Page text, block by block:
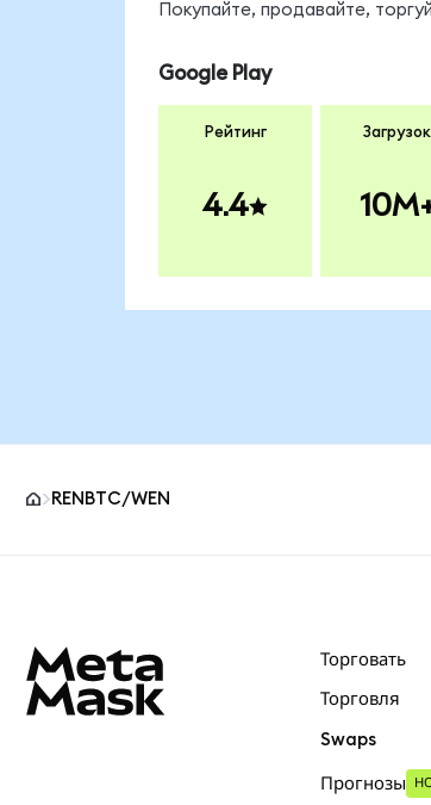
Покупайте, продавайте,
Google Play
Рейтинг
4.4
Загрузок
RENBTC/WEN
Торговать
Торговля
Swaps
Прогнозы